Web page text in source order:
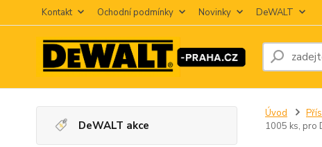
Kontakt Ochodní podmínky Novinky DeWALT
DeWALT akce
Úvod
1005 ks, pro